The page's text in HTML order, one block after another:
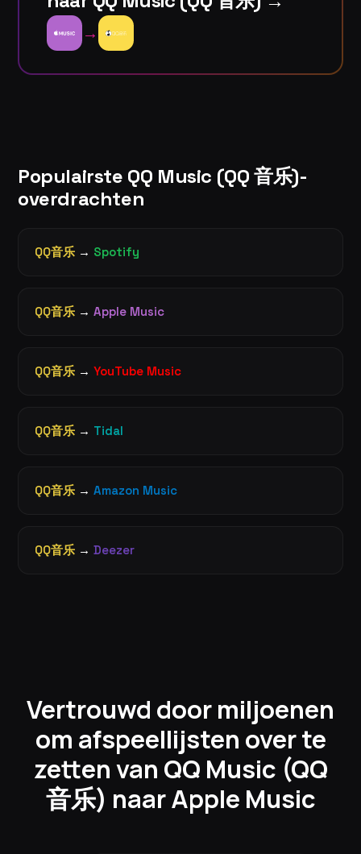
→
Populairste QQ Music (QQ 音乐)-
overdrachten
QQ音乐 → Spotify
QQ音乐 → Apple Music
QQ音乐 → YouTube Music
QQ音乐 → Tidal
QQ音乐 → Amazon Music
QQ音乐 → Deezer
Vertrouwd door miljoenen
om afspeellijsten over te
zetten van QQ Music (QQ
音乐) naar Apple Music